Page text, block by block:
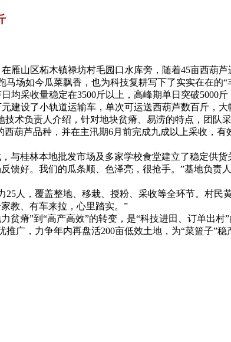
山区柘木镇禄坊村毛园口水库旁，随着45亩西葫
场如今瓜菜飘香，也为科技复耕写下了实实在在的“
采收量稳定在3500斤以上，高峰期单日突破5000
建设了小轨道运输车，单次可运送西葫芦数百斤，大
负责人介绍，针对地块贫瘠、易涝的特点，团队
葫芦品种，并在主汛期6月前完成九成以上采收，
桂林本地批发市场及多家学校食堂建立了稳定供
馈好。我们的瓜条顺、色泽亮，很抢手。”基地负责
，覆盖整地、移栽、授粉、采收等全环节。村民
教、有车来拉，心里踏实。”
瘠”到“高产高效”的转变，是“科技进田、订单出村
广，力争年内再盘活200亩低效土地，为“菜篮子”稳